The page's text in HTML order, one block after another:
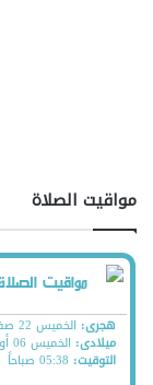
مواقيت الصلاة